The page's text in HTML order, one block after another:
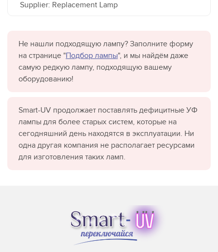
Supplier: Replacement Lamp
Не нашли подходящую лампу? Заполните форму
на странице "Подбор лампы", и мы найдём даже
самую редкую лампу, подходящую вашему
оборудованию!
Smart-UV продолжает поставлять дефицитные УФ
лампы для более старых систем, которые на
сегодняшний день находятся в эксплуатации. Ни
одна другая компания не располагает ресурсами
для изготовления таких ламп.